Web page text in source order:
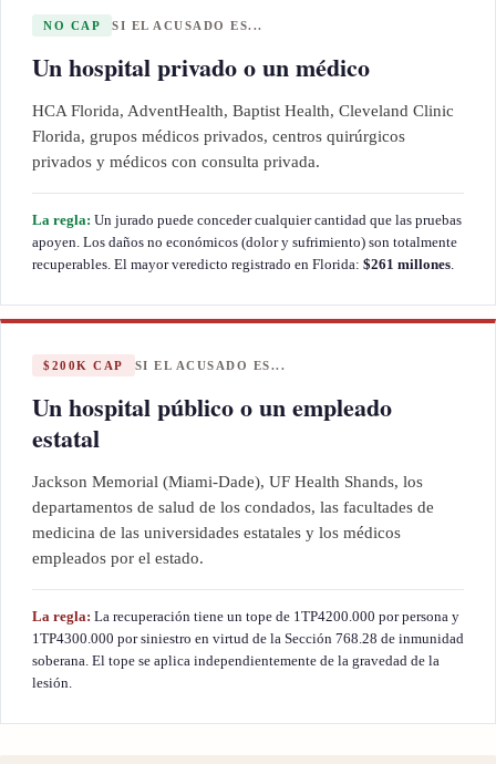
NO CAP SI EL ACUSADO ES...
Un hospital privado o un médico
HCA Florida, AdventHealth, Baptist Health, Cleveland Clinic
Florida, grupos médicos privados, centros quirúrgicos
privados y médicos con consulta privada.
La regla: Un jurado puede conceder cualquier cantidad que las pruebas
apoyen. Los daños no económicos (dolor y sufrimiento) son totalmente
recuperables. El mayor veredicto registrado en Florida: $261 millones.
$200K CAP SI EL ACUSADO ES...
Un hospital público o un empleado
estatal
Jackson Memorial (Miami-Dade), UF Health Shands, los
departamentos de salud de los condados, las facultades de
medicina de las universidades estatales y los médicos
empleados por el estado.
La regla: La recuperación tiene un tope de 1TP4200.000 por persona y
1TP4300.000 por siniestro en virtud de la Sección 768.28 de inmunidad
soberana. El tope se aplica independientemente de la gravedad de la
lesión.